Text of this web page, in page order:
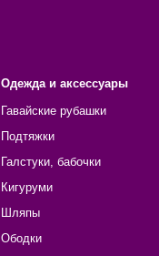
Одежда и аксессуары
Гавайские рубашки
Подтяжки
Галстуки, бабочки
Кигуруми
Шляпы
Ободки